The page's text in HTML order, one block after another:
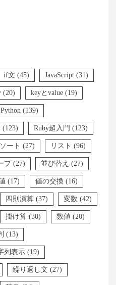
if文 (45) JavaScript (31)
(20) keyとvalue (19)
Python (139)
(123) Ruby超入門 (123)
ソート (27) リスト (96)
プ (27) 並び替え (27)
(17) 値の交換 (16)
四則演算 (37) 変数 (42)
掛け算 (30) 数値 (20)
(13)
列表示 (19)
繰り返し文 (27)